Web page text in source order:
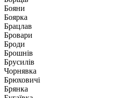
Бояни
Боярка
Брацлав
Бровари
Броди
Брошнів
Брусилів
Чорнявка
Брюховичі
Брянка